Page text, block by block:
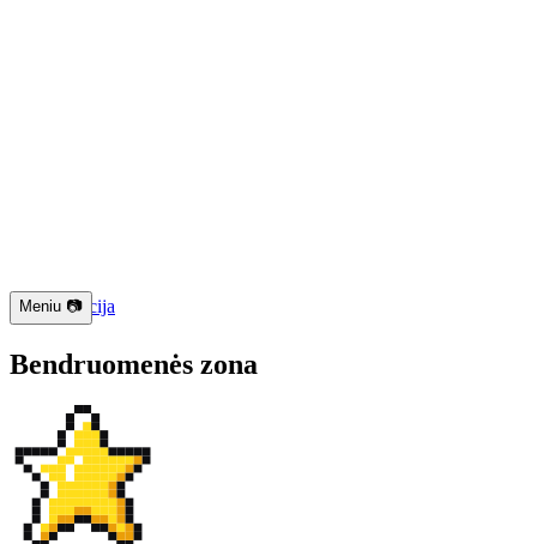
📱Navigacija
Meniu 📷
Bendruomenės zona